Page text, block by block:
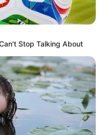
Stop Talking About